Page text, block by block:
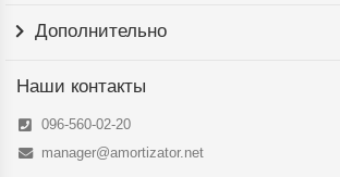
Дополнительно
Наши контакты
096-560-02-20
manager@amortizator.net